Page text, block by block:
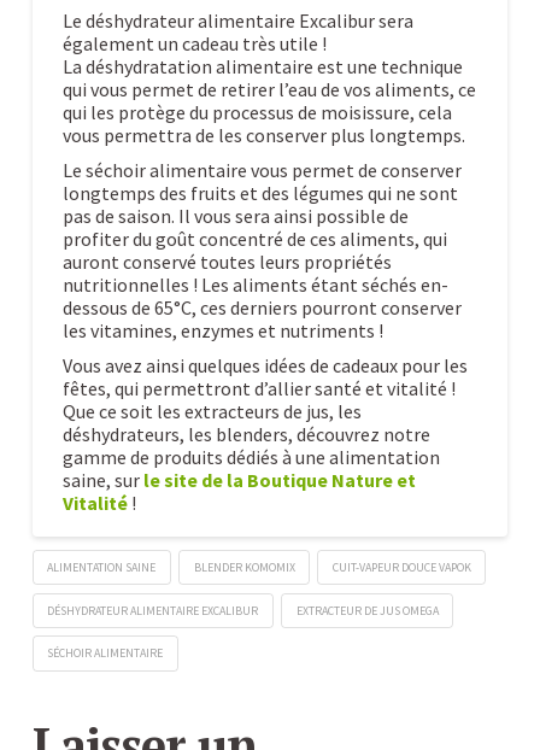
Le déshydrateur alimentaire Excalibur sera
également un cadeau très utile !
La déshydratation alimentaire est une technique
qui vous permet de retirer l’eau de vos aliments, ce
qui les protège du processus de moisissure, cela
vous permettra de les conserver plus longtemps.
Le séchoir alimentaire vous permet de conserver
longtemps des fruits et des légumes qui ne sont
pas de saison. Il vous sera ainsi possible de
profiter du goût concentré de ces aliments, qui
auront conservé toutes leurs propriétés
nutritionnelles ! Les aliments étant séchés en-
dessous de 65°C, ces derniers pourront conserver
les vitamines, enzymes et nutriments !
Vous avez ainsi quelques idées de cadeaux pour les
fêtes, qui permettront d’allier santé et vitalité !
Que ce soit les extracteurs de jus, les
déshydrateurs, les blenders, découvrez notre
gamme de produits dédiés à une alimentation
saine, sur le site de la Boutique Nature et
Vitalité!
ALIMENTATION SAINE BLENDER KOMOMIX CUIT-VAPEUR DOUCE VAPOK
DÉSHYDRATEUR ALIMENTAIRE EXCALIBUR EXTRACTEUR DE JUS OMEGA
SÉCHOIR ALIMENTAIRE
les